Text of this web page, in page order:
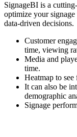
SignageBI is a
optimize your signage
data-driven decisions.
Customer
time, viewing
Media and
time.
Heatmap to
It can also be
demographic
Signage